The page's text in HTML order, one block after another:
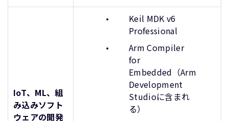
IoT、ML、組
み込みソフト
ウェアの開発
Keil MDK v6
Professional
Arm Compiler
for
Embedded（Arm
Development
Studioに含まれ
る）